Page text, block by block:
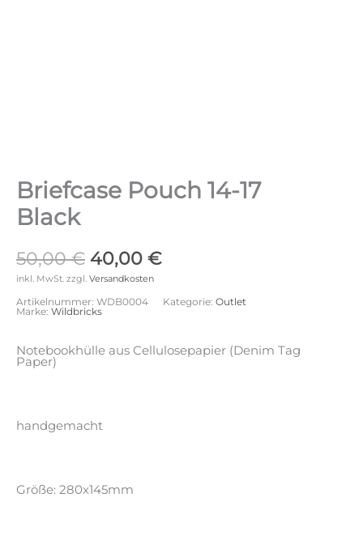
Briefcase Pouch 14-17
Black
50,00€ Ursprünglicher
Preis
50,00 €
40,00 €Aktueller
40,00 €.
inkl. MwSt. zzgl. Versandkosten
Artikelnummer: WDB0004 Kategorie: Outlet
Marke: Wildbricks
Notebookhülle aus Cellulosepapier (Denim Tag
Paper)
handgemacht
Größe: 280x145mm